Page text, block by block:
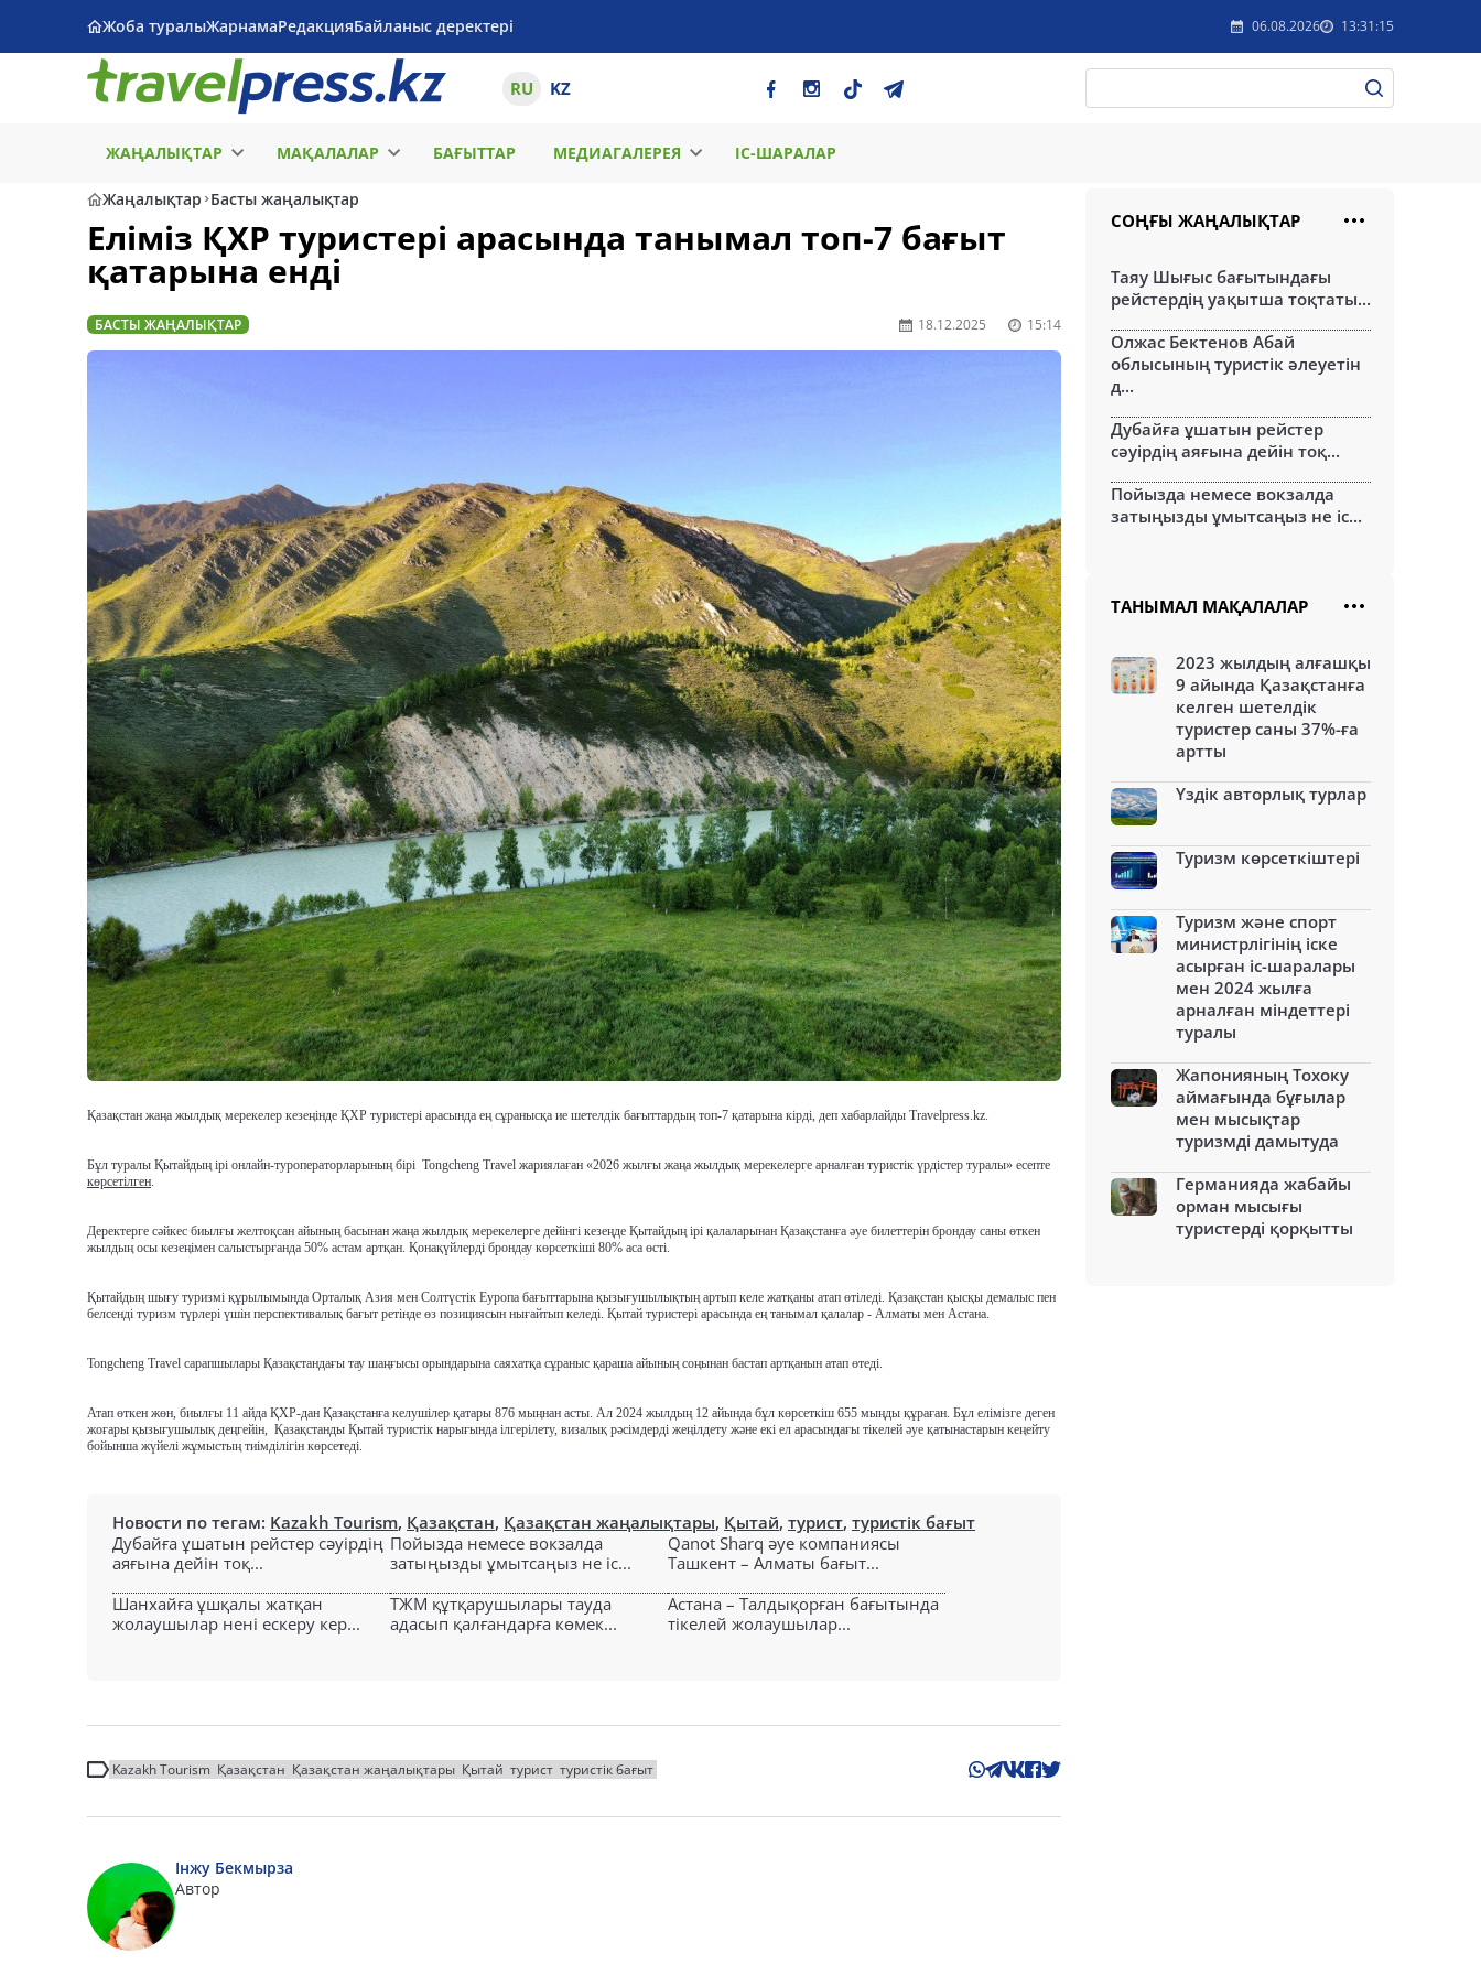
Жоба туралыЖарнамаРедакцияБайланыс деректері 06.08.2026 13:31:15
RU KZ
ЖАҢАЛЫҚТАР МАҚАЛАЛАР БАҒЫТТАР МЕДИАГАЛЕРЕЯ ІС-ШАРАЛАР
Жаңалықтар Басты жаңалықтар
Еліміз ҚХР туристері арасында танымал топ-7 бағыт
қатарына енді
БАСТЫ ЖАҢАЛЫҚТАР 18.12.2025 15:14
Қазақстан жаңа жылдық мерекелер кезеңінде ҚХР туристері арасында ең сұранысқа ие шетелдік бағыттардың топ-7 қатарына кірді, деп хабарлайды Travelpress.kz.
Бұл туралы Қытайдың ірі онлайн-туроператорларының бірі Tongcheng Travel жариялаған «2026 жылғы жаңа жылдық мерекелерге арналған туристік үрдістер туралы» есепте
көрсетілген.
Деректерге сәйкес биылғы желтоқсан айының басынан жаңа жылдық мерекелерге дейінгі кезеңде Қытайдың ірі қалаларынан Қазақстанға әуе билеттерін брондау саны өткен
жылдың осы кезеңімен салыстырғанда 50% астам артқан. Қонақүйлерді брондау көрсеткіші 80% аса өсті.
Қытайдың шығу туризмі құрылымында Орталық Азия мен Солтүстік Еуропа бағыттарына қызығушылықтың артып келе жатқаны атап өтіледі. Қазақстан қысқы демалыс пен
белсенді туризм түрлері үшін перспективалық бағыт ретінде өз позициясын нығайтып келеді. Қытай туристері арасында ең танымал қалалар - Алматы мен Астана.
Tongcheng Travel сарапшылары Қазақстандағы тау шаңғысы орындарына cаяхатқа сұраныс қараша айының соңынан бастап артқанын атап өтеді.
Атап өткен жөн, биылғы 11 айда ҚХР-дан Қазақстанға келушілер қатары 876 мыңнан асты. Ал 2024 жылдың 12 айында бұл көрсеткіш 655 мыңды құраған. Бұл елімізге деген
жоғары қызығушылық деңгейін, Қазақстанды Қытай туристік нарығында ілгерілету, визалық рәсімдерді жеңілдету және екі ел арасындағы тікелей әуе қатынастарын кеңейту
бойынша жүйелі жұмыстың тиімділігін көрсетеді.
Новости по тегам: Kazakh Tourism, Қазақстан, Қазақстан жаңалықтары, Қытай, турист, туристік бағыт
Дубайға ұшатын рейстер сәуірдің
аяғына дейін тоқ...
Пойызда немесе вокзалда
затыңызды ұмытсаңыз не іс...
Qanot Sharq әуе компаниясы
Ташкент – Алматы бағыт...
Шанхайға ұшқалы жатқан
жолаушылар нені ескеру кер...
ТЖМ құтқарушылары тауда
адасып қалғандарға көмек...
Астана – Талдықорған бағытында
тікелей жолаушылар...
Kazakh Tourism Қазақстан Қазақстан жаңалықтары Қытай турист туристік бағыт
Інжу Бекмырза
Автор
СОҢҒЫ ЖАҢАЛЫҚТАР
Таяу Шығыс бағытындағы
рейстердің уақытша тоқтаты...
Олжас Бектенов Абай
облысының туристік әлеуетін
д...
Дубайға ұшатын рейстер
сәуірдің аяғына дейін тоқ...
Пойызда немесе вокзалда
затыңызды ұмытсаңыз не іс...
ТАНЫМАЛ МАҚАЛАЛАР
2023 жылдың алғашқы
9 айында Қазақстанға
келген шетелдік
туристер саны 37%-ға
артты
Үздік авторлық турлар
Туризм көрсеткіштері
Туризм және спорт
министрлігінің іске
асырған іс-шаралары
мен 2024 жылға
арналған міндеттері
туралы
Жапонияның Тохоку
аймағында бұғылар
мен мысықтар
туризмді дамытуда
Германияда жабайы
орман мысығы
туристерді қорқытты